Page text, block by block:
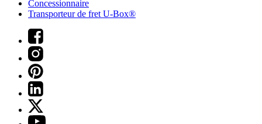
Concessionnaire
Transporteur de fret U-Box®